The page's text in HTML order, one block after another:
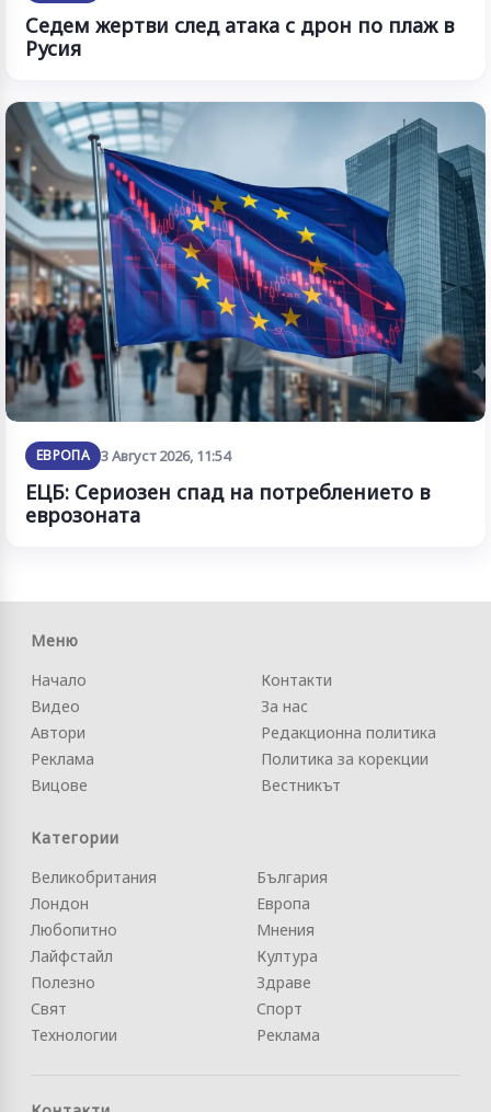
Седем жертви след атака с дрон по плаж в
Русия
ЕВРОПА 3 Август 2026, 11:54
ЕЦБ: Сериозен спад на потреблението в
еврозоната
Меню
Начало
Видео
Автори
Реклама
Вицове
Контакти
За нас
Редакционна политика
Политика за корекции
Вестникът
Категории
Великобритания
Лондон
Любопитно
Лайфстайл
Полезно
Свят
Технологии
България
Европа
Мнения
Култура
Здраве
Спорт
Реклама